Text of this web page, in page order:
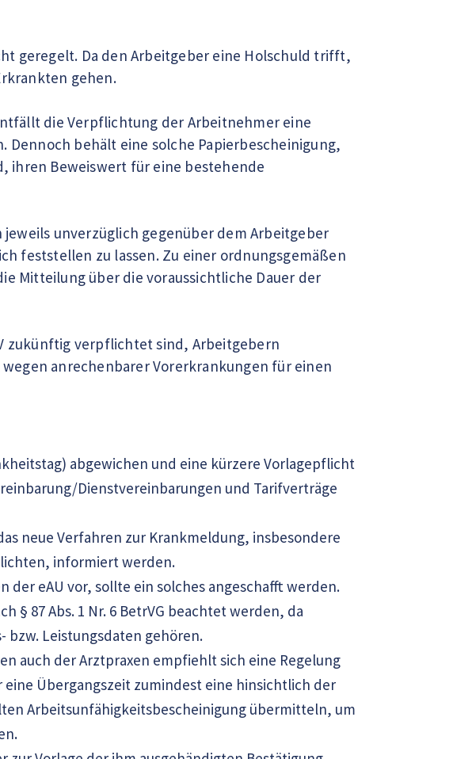
geregelt. Da den Arbeitgeber eine Holschuld trifft,
gehen.
die Verpflichtung der Arbeitnehmer eine
behält eine solche Papierbescheinigung,
ihren Beweiswert für eine bestehende
unverzüglich gegenüber dem Arbeitgeber
feststellen zu lassen. Zu einer ordnungsgemäßen
Mitteilung über die voraussichtliche Dauer der
zukünftig verpflichtet sind, Arbeitgebern
anrechenbarer Vorerkrankungen für einen
abgewichen und eine kürzere Vorlagepflicht
Dienstvereinbarungen und Tarifverträge
neue Verfahren zur Krankmeldung, insbesondere
informiert werden.
der eAU vor, sollte ein solches angeschafft werden.
§ 87 Abs. 1 Nr. 6 BetrVG beachtet werden, da
bzw. Leistungsdaten gehören.
auch der Arztpraxen empfiehlt sich eine Regelung
Übergangszeit zumindest eine hinsichtlich der
Arbeitsunfähigkeitsbescheinigung übermitteln, um
.